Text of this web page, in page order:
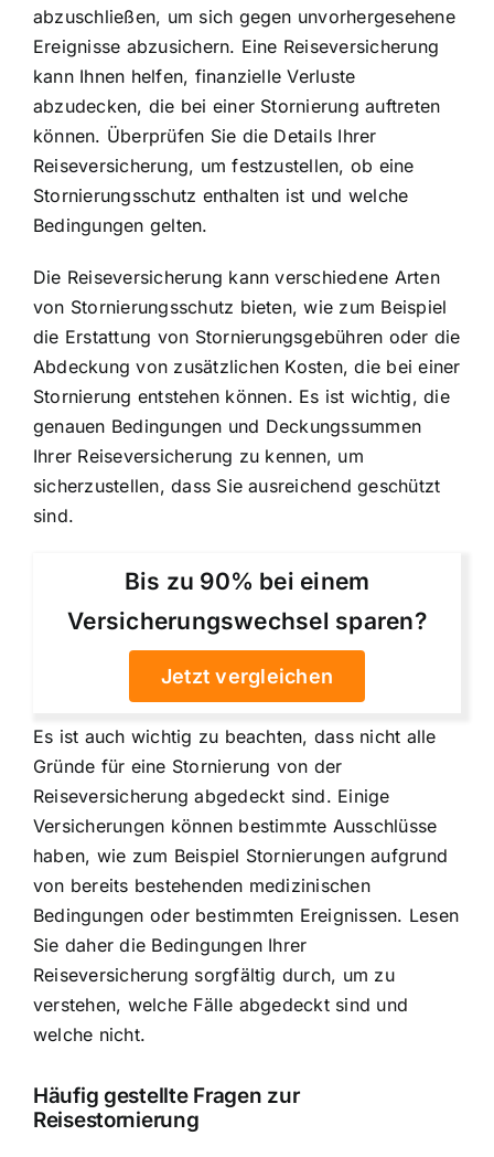
abzuschließen, um sich gegen unvorhergesehene
Ereignisse abzusichern. Eine Reiseversicherung
kann Ihnen helfen, finanzielle Verluste
abzudecken, die bei einer Stornierung auftreten
können. Überprüfen Sie die Details Ihrer
Reiseversicherung, um festzustellen, ob eine
Stornierungsschutz enthalten ist und welche
Bedingungen gelten.
Die Reiseversicherung kann verschiedene Arten
von Stornierungsschutz bieten, wie zum Beispiel
die Erstattung von Stornierungsgebühren oder die
Abdeckung von zusätzlichen Kosten, die bei einer
Stornierung entstehen können. Es ist wichtig, die
genauen Bedingungen und Deckungssummen
Ihrer Reiseversicherung zu kennen, um
sicherzustellen, dass Sie ausreichend geschützt
sind.
Bis zu 90% bei einem
Versicherungswechsel sparen?
Jetzt vergleichen
Es ist auch wichtig zu beachten, dass nicht alle
Gründe für eine Stornierung von der
Reiseversicherung abgedeckt sind. Einige
Versicherungen können bestimmte Ausschlüsse
haben, wie zum Beispiel Stornierungen aufgrund
von bereits bestehenden medizinischen
Bedingungen oder bestimmten Ereignissen. Lesen
Sie daher die Bedingungen Ihrer
Reiseversicherung sorgfältig durch, um zu
verstehen, welche Fälle abgedeckt sind und
welche nicht.
Häufig gestellte Fragen zur
Reisestornierung